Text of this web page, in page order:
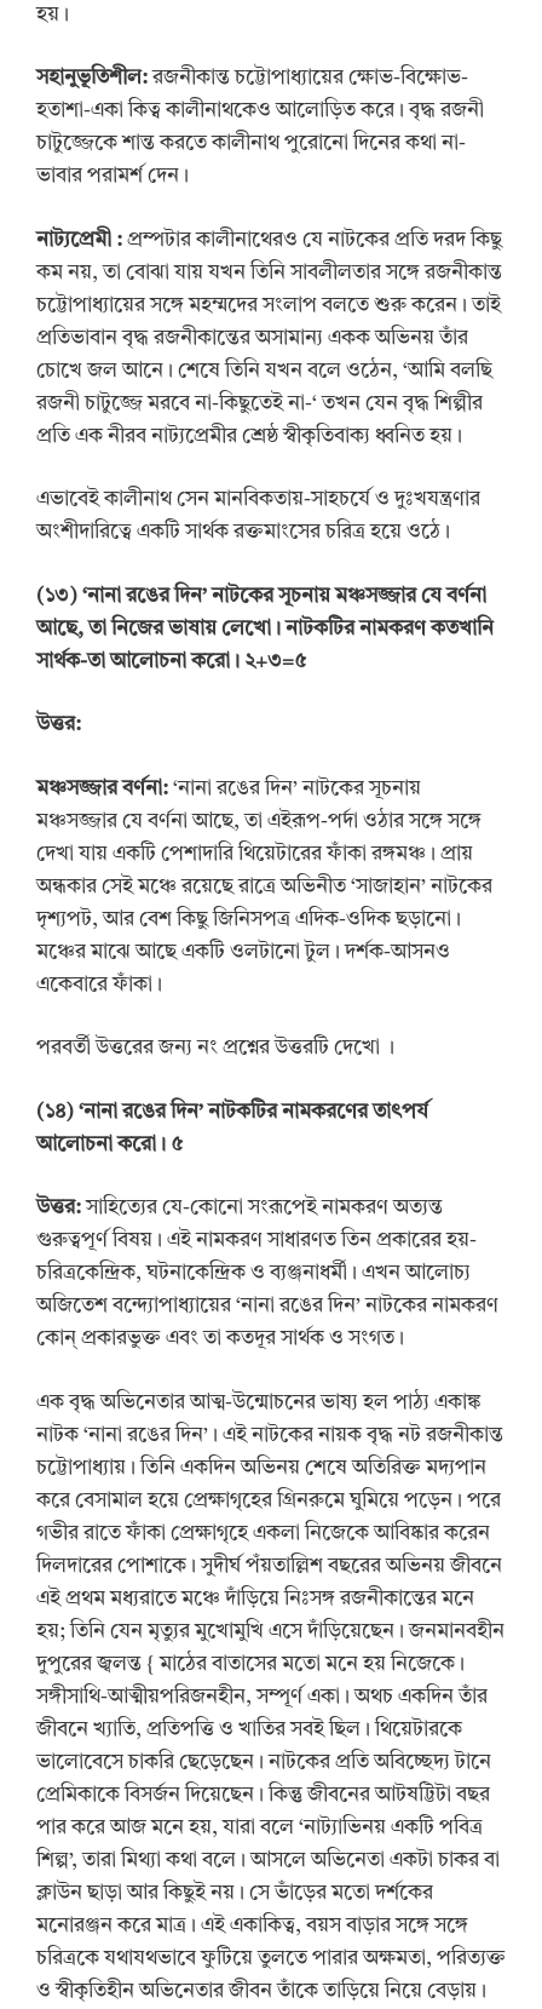
হয়।
সহানুভূতিশীল: রজনীকান্ত চট্টোপাধ্যায়ের ক্ষোভ-বিক্ষোভ-
হতাশা-একা কিত্ব কালীনাথকেও আলোড়িত করে। বৃদ্ধ রজনী
চাটুজ্জেকে শান্ত করতে কালীনাথ পুরোনো দিনের কথা না-
ভাবার পরামর্শ দেন।
নাট্যপ্রেমী : প্রম্পটার কালীনাথেরও যে নাটকের প্রতি দরদ কিছু
কম নয়, তা বোঝা যায় যখন তিনি সাবলীলতার সঙ্গে রজনীকান্ত
চট্টোপাধ্যায়ের সঙ্গে মহম্মদের সংলাপ বলতে শুরু করেন। তাই
প্রতিভাবান বৃদ্ধ রজনীকান্তের অসামান্য একক অভিনয় তাঁর
চোখে জল আনে। শেষে তিনি যখন বলে ওঠেন, ‘আমি বলছি
রজনী চাটুজ্জে মরবে না-কিছুতেই না-‘ তখন যেন বৃদ্ধ শিল্পীর
প্রতি এক নীরব নাট্যপ্রেমীর শ্রেষ্ঠ স্বীকৃতিবাক্য ধ্বনিত হয়।
এভাবেই কালীনাথ সেন মানবিকতায়-সাহচর্যে ও দুঃখযন্ত্রণার
অংশীদারিত্বে একটি সার্থক রক্তমাংসের চরিত্র হয়ে ওঠে।
(১৩ ) ‘নানা রঙের দিন’নাটকের সূচনায় মঞ্চসজ্জার যে বর্ণনা
আছে, তা নিজের ভাষায় লেখো। নাটকটির নামকরণ কতখানি
সার্থক-তা আলোচনা করো। ২+৩=৫
উত্তর:
মঞ্চসজ্জার বর্ণনা: ‘নানা রঙের দিন’ নাটকের সূচনায়
মঞ্চসজ্জার যে বর্ণনা আছে, তা এইরূপ-পর্দা ওঠার সঙ্গে সঙ্গে
দেখা যায় একটি পেশাদারি থিয়েটারের ফাঁকা রঙ্গমঞ্চ। প্রায়
অন্ধকার সেই মঞ্চে রয়েছে রাত্রে অভিনীত ‘সাজাহান’ নাটকের
দৃশ্যপট, আর বেশ কিছু জিনিসপত্র এদিক-ওদিক ছড়ানো।
মঞ্চের মাঝে আছে একটি ওলটানো টুল। দর্শক-আসনও
একেবারে ফাঁকা।
পরবর্তী উত্তরের জন্য নং প্রশ্নের উত্তরটি দেখো ।
(১৪) ‘নানা রঙের দিন’নাটকটির নামকরণের তাৎপর্য
আলোচনা করো। ৫
উত্তর: সাহিত্যের যে-কোনো সংরূপেই নামকরণ অত্যন্ত
গুরুত্বপূর্ণ বিষয়। এই নামকরণ সাধারণত তিন প্রকারের হয়-
চরিত্রকেন্দ্রিক, ঘটনাকেন্দ্রিক ও ব্যঞ্জনাধর্মী। এখন আলোচ্য
অজিতেশ বন্দ্যোপাধ্যায়ের ‘নানা রঙের দিন’ নাটকের নামকরণ
কোন্ প্রকারভুক্ত এবং তা কতদূর সার্থক ও সংগত।
এক বৃদ্ধ অভিনেতার আত্ম-উন্মোচনের ভাষ্য হল পাঠ্য একাঙ্ক
নাটক ‘নানা রঙের দিন’। এই নাটকের নায়ক বৃদ্ধ নট রজনীকান্ত
চট্টোপাধ্যায়। তিনি একদিন অভিনয় শেষে অতিরিক্ত মদ্যপান
করে বেসামাল হয়ে প্রেক্ষাগৃহের গ্রিনরুমে ঘুমিয়ে পড়েন। পরে
গভীর রাতে ফাঁকা প্রেক্ষাগৃহে একলা নিজেকে আবিষ্কার করেন
দিলদারের পোশাকে। সুদীর্ঘ পঁয়তাল্লিশ বছরের অভিনয় জীবনে
এই প্রথম মধ্যরাতে মঞ্চে দাঁড়িয়ে নিঃসঙ্গ রজনীকান্তের মনে
হয়; তিনি যেন মৃত্যুর মুখোমুখি এসে দাঁড়িয়েছেন। জনমানবহীন
দুপুরের জ্বলন্ত { মাঠের বাতাসের মতো মনে হয় নিজেকে।
সঙ্গীসাথি-আত্মীয়পরিজনহীন, সম্পূর্ণ একা। অথচ একদিন তাঁর
জীবনে খ্যাতি, প্রতিপত্তি ও খাতির সবই ছিল। থিয়েটারকে
ভালোবেসে চাকরি ছেড়েছেন। নাটকের প্রতি অবিচ্ছেদ্য টানে
প্রেমিকাকে বিসর্জন দিয়েছেন। কিন্তু জীবনের আটষট্টিটা বছর
পার করে আজ মনে হয়, যারা বলে ‘নাট্যাভিনয় একটি পবিত্র
শিল্প’, তারা মিথ্যা কথা বলে। আসলে অভিনেতা একটা চাকর বা
ক্লাউন ছাড়া আর কিছুই নয়। সে ভাঁড়ের মতো দর্শকের
মনোরঞ্জন করে মাত্র। এই একাকিত্ব, বয়স বাড়ার সঙ্গে সঙ্গে
চরিত্রকে যথাযথভাবে ফুটিয়ে তুলতে পারার অক্ষমতা, পরিত্যক্ত
ও স্বীকৃতিহীন অভিনেতার জীবন তাঁকে তাড়িয়ে নিয়ে বেড়ায়।